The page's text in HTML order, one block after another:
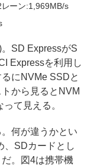
ーン:1,969MB/s
SD ExpressがS
Expressを利用し
にNVMe SSDと
から見るとNVM
て見える。
何が違うかとい
、SDカードとし
。図4は携帯機